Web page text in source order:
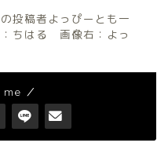
投稿者よっぴーとも一
ちはる 画像右：よっ
／